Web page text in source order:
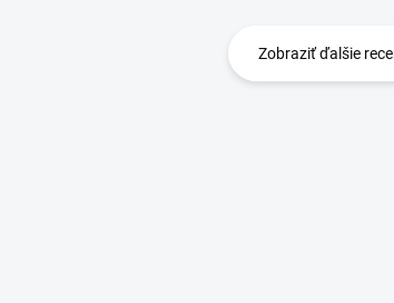
Zobraziť ďalšie